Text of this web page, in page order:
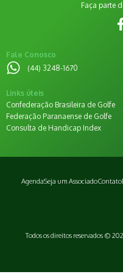
Faça parte
Fale Conosco
(44) 3248-1670
Links úteis
Confederação Brasileira de Golfe
Federação Paranaense de Golfe
Consulta de Handicap Index
AgendaSeja um AssociadoContato
Todos os direitos reservados ©